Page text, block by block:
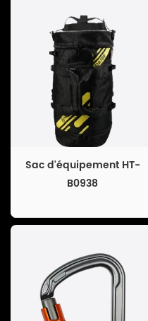
Sac d'équipement HT-
B0938